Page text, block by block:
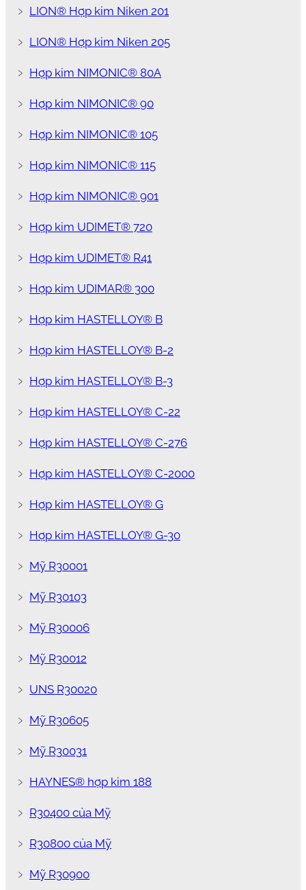
﹥ LION® Hợp kim Niken 201
﹥ LION® Hợp kim Niken 205
﹥ Hợp kim NIMONIC® 80A
﹥ Hợp kim NIMONIC® 90
﹥ Hợp kim NIMONIC® 105
﹥ Hợp kim NIMONIC® 115
﹥ Hợp kim NIMONIC® 901
﹥ Hợp kim UDIMET® 720
﹥ Hợp kim UDIMET® R41
﹥ Hợp kim UDIMAR® 300
﹥ Hợp kim HASTELLOY® B
﹥ Hợp kim HASTELLOY® B-2
﹥ Hợp kim HASTELLOY® B-3
﹥ Hợp kim HASTELLOY® C-22
﹥ Hợp kim HASTELLOY® C-276
﹥ Hợp kim HASTELLOY® C-2000
﹥ Hợp kim HASTELLOY® G
﹥ Hợp kim HASTELLOY® G-30
﹥ Mỹ R30001
﹥ Mỹ R30103
﹥ Mỹ R30006
﹥ Mỹ R30012
﹥ UNS R30020
﹥ Mỹ R30605
﹥ Mỹ R30031
﹥ HAYNES® hợp kim 188
﹥ R30400 của Mỹ
﹥ R30800 của Mỹ
﹥ Mỹ R30900